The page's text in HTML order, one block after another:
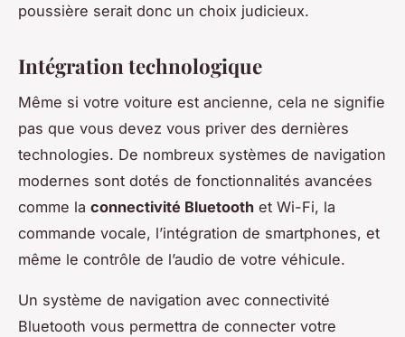
poussière serait donc un choix judicieux.
Intégration technologique
Même si votre voiture est ancienne, cela ne signifie
pas que vous devez vous priver des dernières
technologies. De nombreux systèmes de navigation
modernes sont dotés de fonctionnalités avancées
comme la connectivité Bluetooth et Wi-Fi, la
commande vocale, l’intégration de smartphones, et
même le contrôle de l’audio de votre véhicule.
Un système de navigation avec connectivité
Bluetooth vous permettra de connecter votre